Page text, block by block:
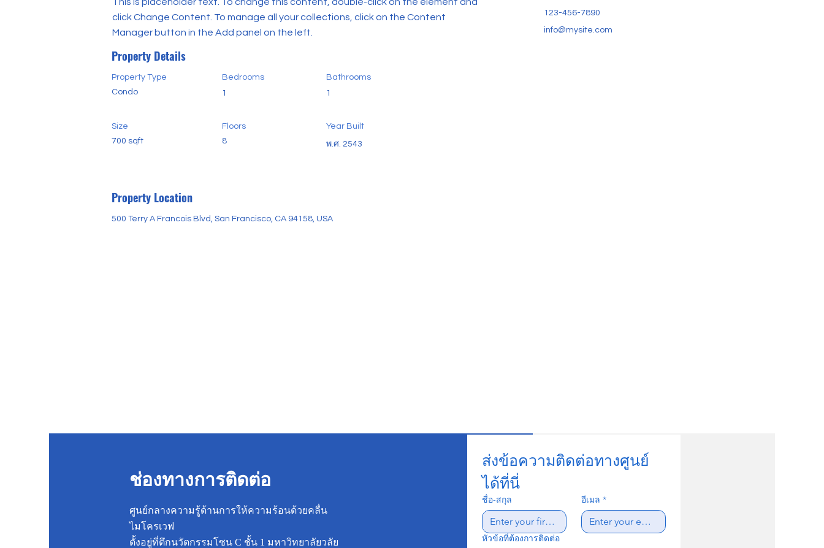
click Change Content. To manage all your collections, click on the Content
Manager button in the Add panel on the left.
123-456-7890
info@mysite.com
Property Details
Property Type
Condo
Bedrooms
1
Bathrooms
1
Size
700 sqft
Floors
8
Year Built
พ.ศ. 2543
Property Location
500 Terry A Francois Blvd, San Francisco, CA 94158, USA
ช่องทางการติดต่อ
ศูนย์กลางความรู้ด้านการให้ความร้อนด้วยคลื่น
ไมโครเวฟ
ตั้งอยู่ที่ตึกนวัตกรรมโซน C ชั้น 1 มหาวิทยาลัยวลัย
ส่งข้อความติดต่อทางศูนย์
ได้ที่นี่
ชื่อ-สกุล อีเมล *
หัวข้อที่ต้องการติดต่อ